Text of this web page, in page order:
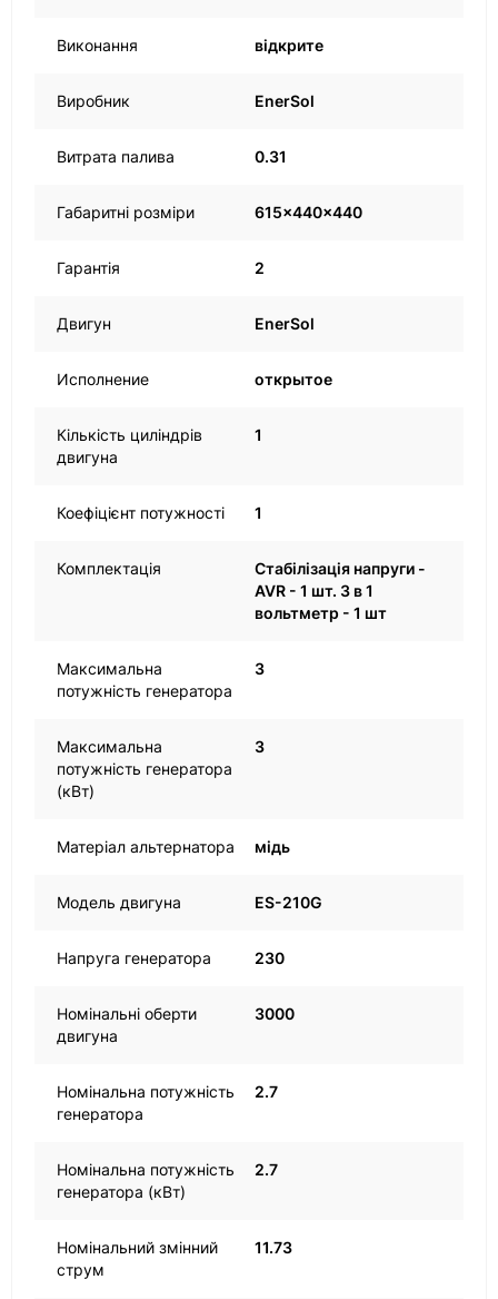
Виконання відкрите
Виробник EnerSol
Витрата палива 0.31
Габаритні розміри 615x440x440
Гарантія 2
Двигун EnerSol
Исполнение открытое
Кількість циліндрів
двигуна
1
Коефіцієнт потужності 1
Комплектація
Стабілізація напруги -
AVR - 1 шт. 3 в 1
вольтметр - 1 шт
Максимальна
потужність генератора
3
Максимальна
потужність генератора
(кВт)
3
Матеріал альтернатора мідь
Модель двигуна ES-210G
Напруга генератора 230
Номінальні оберти
двигуна
3000
Номінальна потужність
генератора
2.7
Номінальна потужність
генератора (кВт)
2.7
Номінальний змінний
струм
11.73